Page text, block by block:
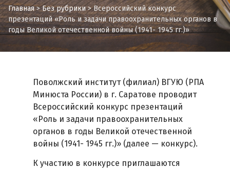
Главная>Без рубрики>Всероссийский конкурс
презентаций «Роль и задачи правоохранительных органов в
годы Великой отечественной войны (1941- 1945 гг.)»
Поволжский институт (филиал) ВГУЮ (РПА
Минюста России) в г. Саратове проводит
Всероссийский конкурс презентаций
«Роль и задачи правоохранительных
органов в годы Великой отечественной
войны (1941- 1945 гг.)» (далее — конкурс).
К участию в конкурсе приглашаются